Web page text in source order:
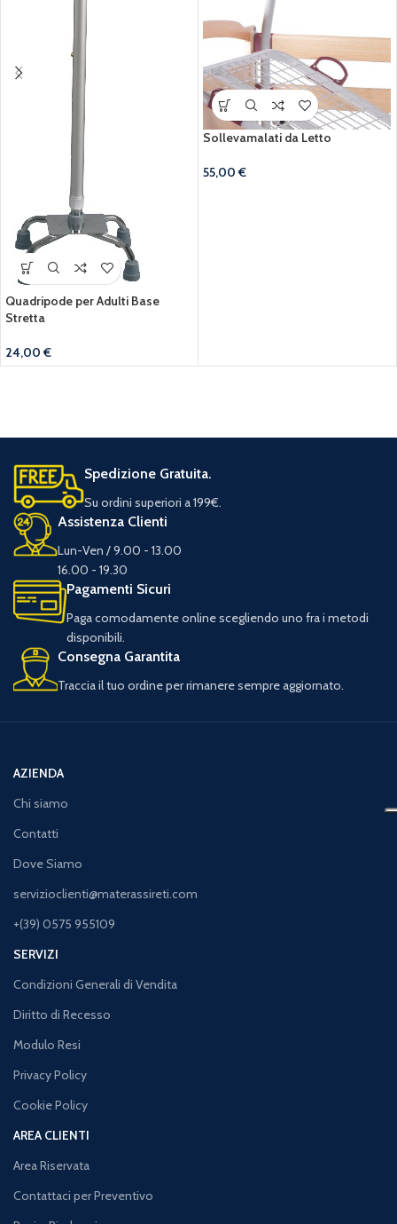
Quadripode per Adulti Base
Stretta
24,00€
Sollevamalati da Letto
55,00€
Spedizione Gratuita.
Su ordini superiori a 199€.
Assistenza Clienti
Lun-Ven / 9.00 - 13.00
16.00 - 19.30
Pagamenti Sicuri
Paga comodamente online scegliendo uno fra i metodi
disponibili.
Consegna Garantita
Traccia il tuo ordine per rimanere sempre aggiornato.
AZIENDA
Chi siamo
Contatti
Dove Siamo
servizioclienti@materassireti.com
+(39) 0575 955109
SERVIZI
Condizioni Generali di Vendita
Diritto di Recesso
Modulo Resi
Privacy Policy
Cookie Policy
AREA CLIENTI
Area Riservata
Contattaci per Preventivo